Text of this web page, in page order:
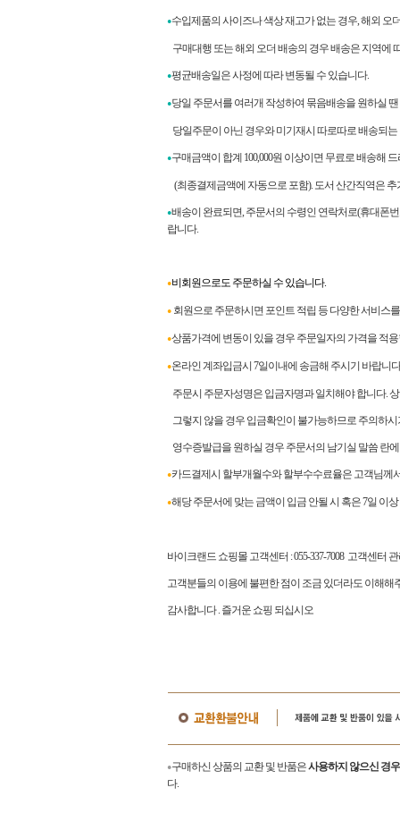
●수입제품의 사이즈나 색상 재고가 없는 경우, 해외 오
구매대행 또는 해외 오더 배송의 경우 배송은 지역에
●평균배송일은 사정에 따라 변동될 수 있습니다.
●당일 주문서를 여러개 작성하여 묶음배송을 원하실
당일주문이 아닌 경우와 미기재시 따로따로 배송되
●구매금액이 합계 100,000원 이상이면 무료로 배송해
(최종결제금액에 자동으로 포함). 도서 산간직역은
●배송이 완료되면, 주문서의 수령인 연락처로(휴대폰
랍니다.
●비회원으로도 주문하실 수 있습니다.
● 회원으로 주문하시면 포인트 적립 등 다양한 서비스
●상품가격에 변동이 있을 경우 주문일자의 가격을 적
●온라인 계좌입금시 7일이내에 송금해 주시기 바랍니
주문시 주문자성명은 입금자명과 일치해야 합니다.
그렇지 않을 경우 입금확인이 불가능하므로 주의하
영수증발급을 원하실 경우 주문서의 남기실 말씀 란
●카드결제시 할부개월수와 할부수수료율은 고객님께
●해당 주문서에 맞는 금액이 입금 안될 시 혹은 7일 이
바이크랜드 쇼핑몰 고객센터 : 055-337-7008 고객센터
고객분들의 이용에 불편한 점이 조금 있더라도 이해해
감사합니다. 즐거운 쇼핑 되십시오
●구매하신 상품의 교환 및 반품은사용하지 않으신 경
다.